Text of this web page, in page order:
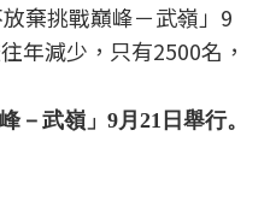
棄挑戰巔峰－武嶺」9
年減少，只有2500名，
－武嶺」9月21日舉行。